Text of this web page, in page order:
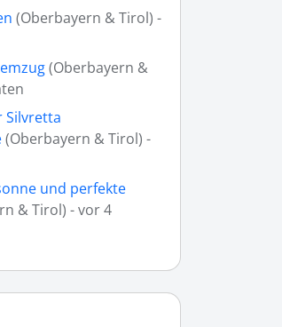
(Oberbayern & Tirol) -
(Oberbayern &
Silvretta
(Oberbayern & Tirol) -
und perfekte
& Tirol) - vor 4